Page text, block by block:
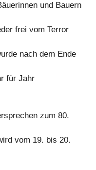
und Bauern
frei vom Terror
nach dem Ende
für Jahr
zum 80.
vom 19. bis 20.